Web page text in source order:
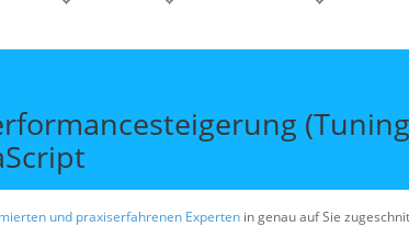
und praxiserfahrenen Experten in genau auf Sie